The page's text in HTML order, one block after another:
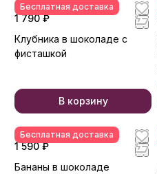
Бесплатная доставка
1 790 ₽
Клубника в шоколаде с
фисташкой
В корзину
Бесплатная доставка
1 590 ₽
Бананы в шоколаде